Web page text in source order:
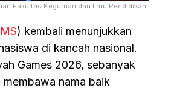
Fakultas Keguruan dan Ilmu Pendidikan
) kembali menunjukkan
di kancah nasional.
Games 2026, sebanyak
nama baik